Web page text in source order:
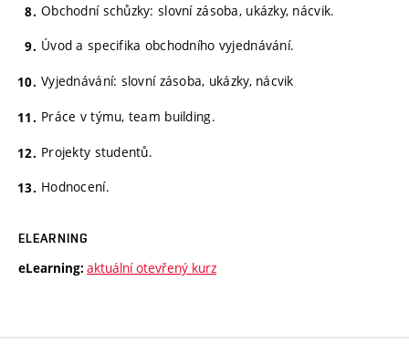
Obchodní schůzky: slovní zásoba, ukázky, nácvik.
Úvod a specifika obchodního vyjednávání.
Vyjednávání: slovní zásoba, ukázky, nácvik
Práce v týmu, team building.
Projekty studentů.
Hodnocení.
ELEARNING
eLearning: aktuální otevřený kurz